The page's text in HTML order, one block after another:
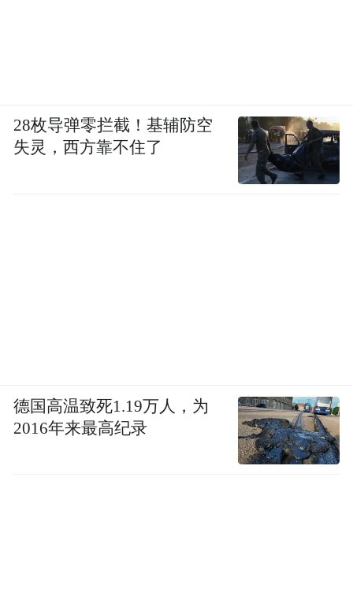
28枚导弹零拦截！基辅防空
失灵，西方靠不住了
德国高温致死1.19万人，为
2016年来最高纪录